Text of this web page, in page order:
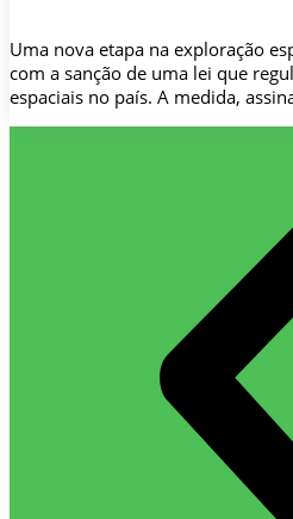
Uma nova etapa na exploração
com a sanção de uma lei que
espaciais no país. A medida,